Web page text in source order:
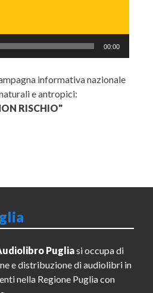
00:00
informativa nazionale
e antropici:
RISCHIO"
Pugliasi occupa di
e distribuzione di audiolibri in
nella Regione Puglia con